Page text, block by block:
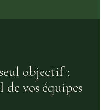
objectif :
vos équipes